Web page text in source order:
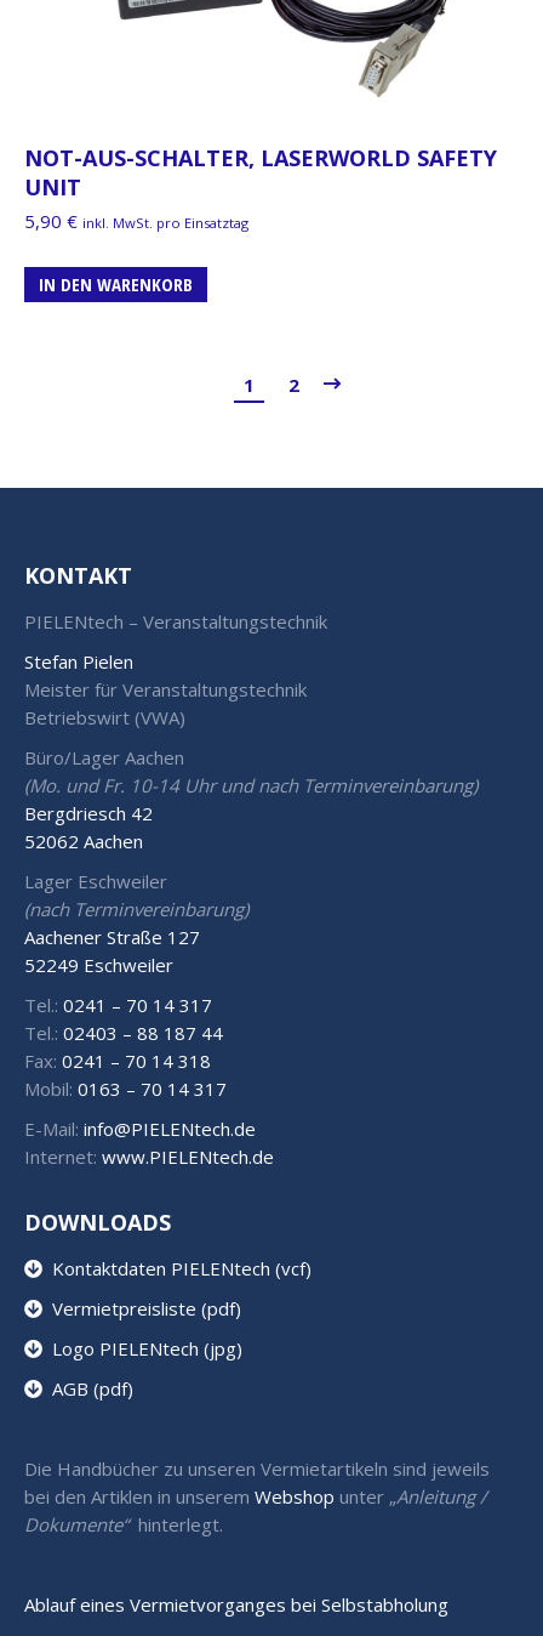
NOT-AUS-SCHALTER, LASERWORLD SAFETY
UNIT
5,90 € inkl. MwSt. pro Einsatztag
IN DEN WARENKORB
1 2
KONTAKT
PIELENtech – Veranstaltungstechnik
Stefan Pielen
Meister für Veranstaltungstechnik
Betriebswirt (VWA)
Büro/Lager Aachen
(Mo. und Fr. 10-14 Uhr und nach Terminvereinbarung)
Bergdriesch 42
52062 Aachen
Lager Eschweiler
(nach Terminvereinbarung)
Aachener Straße 127
52249 Eschweiler
Tel.: 0241 – 70 14 317
Tel.: 02403 – 88 187 44
Fax: 0241 – 70 14 318
Mobil: 0163 – 70 14 317
E-Mail: info@PIELENtech.de
Internet: www.PIELENtech.de
DOWNLOADS
Kontaktdaten PIELENtech (vcf)
Vermietpreisliste (pdf)
Logo PIELENtech (jpg)
AGB (pdf)
Die Handbücher zu unseren Vermietartikeln sind jeweils
bei den Artiklen in unserem Webshop unter „Anleitung /
Dokumente“ hinterlegt.
Ablauf eines Vermietvorganges bei Selbstabholung